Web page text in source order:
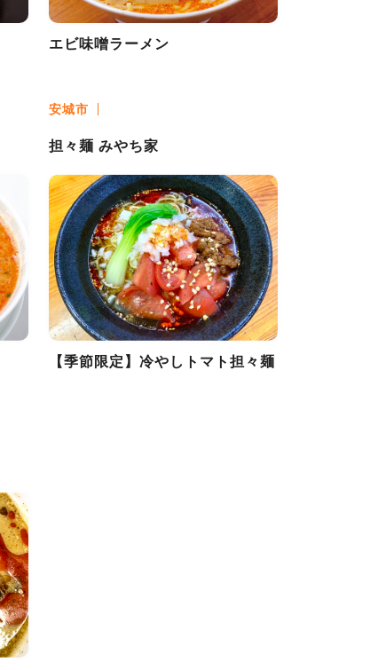
エビ味噌ラーメン
安城市
担々麺 みやち家
【季節限定】冷やしトマト担々麺